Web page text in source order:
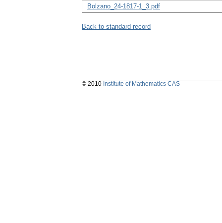
Bolzano_24-1817-1_3.pdf
Back to standard record
© 2010 Institute of Mathematics CAS